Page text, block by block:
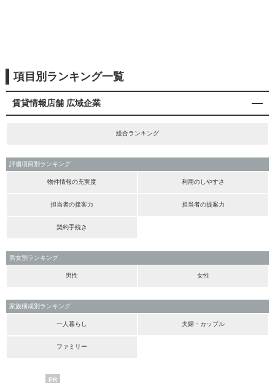
項目別ランキング一覧
賃貸情報店舗 広域企業
総合ランキング
評価項目別ランキング
物件情報の充実度 利用のしやすさ
担当者の接客力 担当者の提案力
契約手続き
男女別ランキング
男性 女性
家族構成別ランキング
一人暮らし 夫婦・カップル
ファミリー
PR